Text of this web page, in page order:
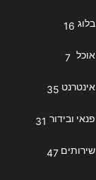
בלוג 16
אוכל 7
אינטרנט 35
פנאי ובידור 31
שירותים 47